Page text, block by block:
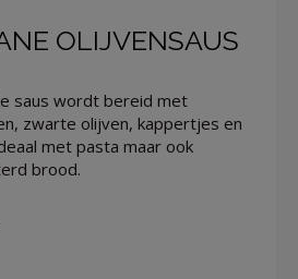
OLIJVENSAUS
saus wordt bereid met
zwarte olijven, kappertjes en
met pasta maar ook
brood.